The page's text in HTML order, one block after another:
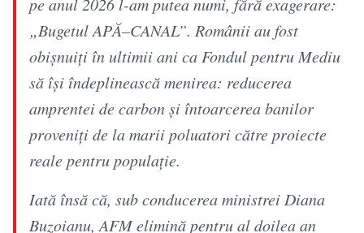
pe anul 2026 l-am putea numi, fără exagerare:
„Bugetul APĂ–CANAL”. Românii au fost
obișnuiți în ultimii ani ca Fondul pentru Mediu
să își îndeplinească menirea: reducerea
amprentei de carbon și întoarcerea banilor
proveniți de la marii poluatori către proiecte
reale pentru populație.
Iată însă că, sub conducerea ministrei Diana
Buzoianu, AFM elimină pentru al doilea an